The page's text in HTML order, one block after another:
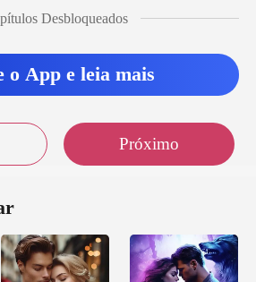
Desbloqueados
o App e leia mais
Próximo